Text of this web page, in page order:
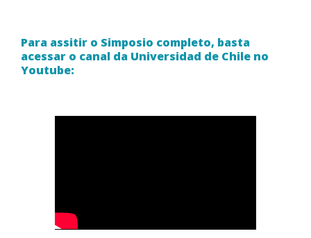
Para assitir o Simposio completo, basta
acessar o canal da Universidad de Chile no
Youtube: